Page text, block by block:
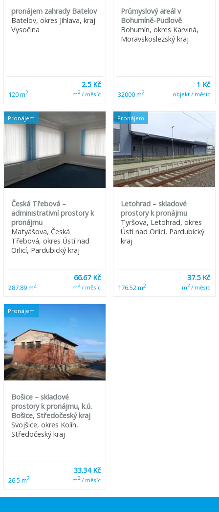
pronájem zahrady Batelov
Batelov, okres Jihlava, kraj
Vysočina
120 m2
2.5 Kč
m2/ měsíc
Průmyslový areál v
Bohumíně-Pudlově
Bohumín, okres Karviná,
Moravskoslezský kraj
32000 m2
1 Kč
objekt / měsíc
Pronájem
Česká Třebová –
administrativní prostory k
pronájmu
Matyášova, Česká
Třebová, okres Ústí nad
Orlicí, Pardubický kraj
287.89 m2
66.67 Kč
m2/ měsíc
Pronájem
Letohrad – skladové
prostory k pronájmu
Tyršova, Letohrad, okres
Ústí nad Orlicí, Pardubický
kraj
176.52 m2
37.5 Kč
m2/ měsíc
Pronájem
Bošice – skladové
prostory k pronájmu, k.ú.
Bošice, Středočeský kraj
Svojšice, okres Kolín,
Středočeský kraj
26.5 m2
33.34 Kč
m2/ měsíc